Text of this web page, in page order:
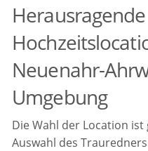
Herausragende
Neuenahr-
Umgebung
Die Wahl der Location
Auswahl des